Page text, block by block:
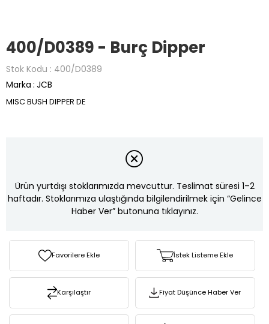
400/D0389 - Burç Dipper
Stok Kodu
400/D0389
Marka : JCB
MISC BUSH DIPPER DE
Ürün yurtdışı stoklarımızda mevcuttur. Teslimat süresi 1–2
haftadır. Stoklarımıza ulaştığında bilgilendirilmek için “Gelince
Haber Ver” butonuna tıklayınız.
Favorilere Ekle İstek Listeme Ekle
Karşılaştır Fiyat Düşünce Haber Ver